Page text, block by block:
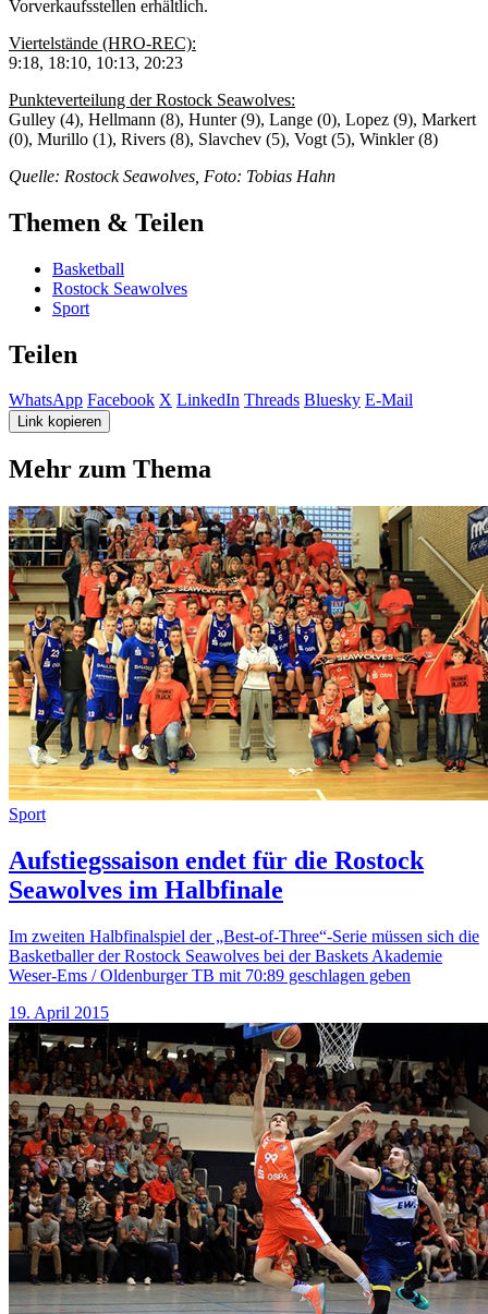
Vorverkaufsstellen erhältlich.
Viertelstände (HRO-REC):
9:18, 18:10, 10:13, 20:23
Punkteverteilung der Rostock Seawolves:
Gulley (4), Hellmann (8), Hunter (9), Lange (0), Lopez (9), Markert
(0), Murillo (1), Rivers (8), Slavchev (5), Vogt (5), Winkler (8)
Quelle: Rostock Seawolves, Foto: Tobias Hahn
Themen & Teilen
Basketball
Rostock Seawolves
Sport
Teilen
WhatsApp Facebook X LinkedIn Threads Bluesky E-Mail
Link kopieren
Mehr zum Thema
Sport
Aufstiegssaison endet für die Rostock
Seawolves im Halbfinale
Im zweiten Halbfinalspiel der „Best-of-Three“-Serie müssen sich die
Basketballer der Rostock Seawolves bei der Baskets Akademie
Weser-Ems / Oldenburger TB mit 70:89 geschlagen geben
19. April 2015